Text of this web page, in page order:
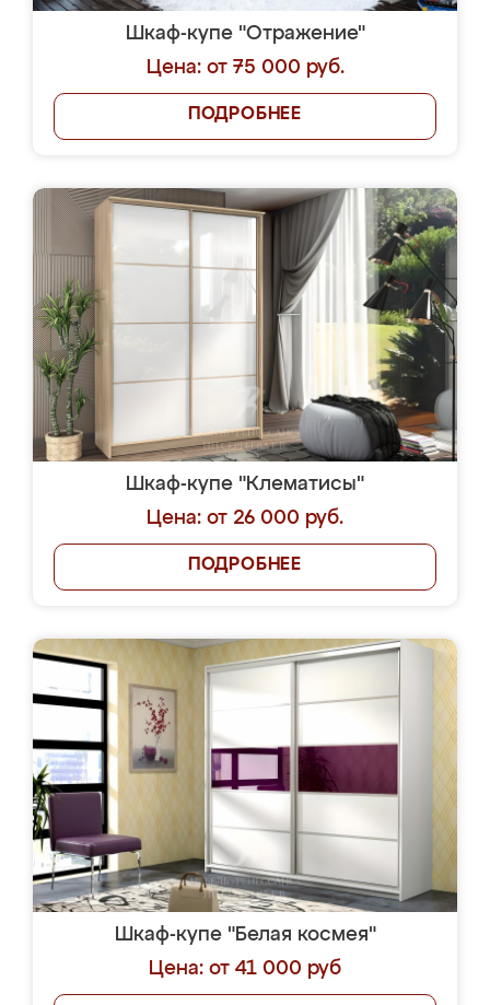
Шкаф-купе "Отражение"
Цена: от 75 000 руб.
ПОДРОБНЕЕ
Шкаф-купе "Клематисы"
Цена: от 26 000 руб.
ПОДРОБНЕЕ
Шкаф-купе "Белая космея"
Цена: от 41 000 руб